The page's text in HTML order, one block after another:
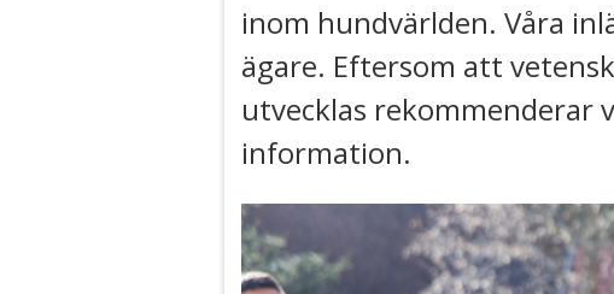
inom hundvärlden. Våra
ägare. Eftersom att
utvecklas rekommenderar
information.